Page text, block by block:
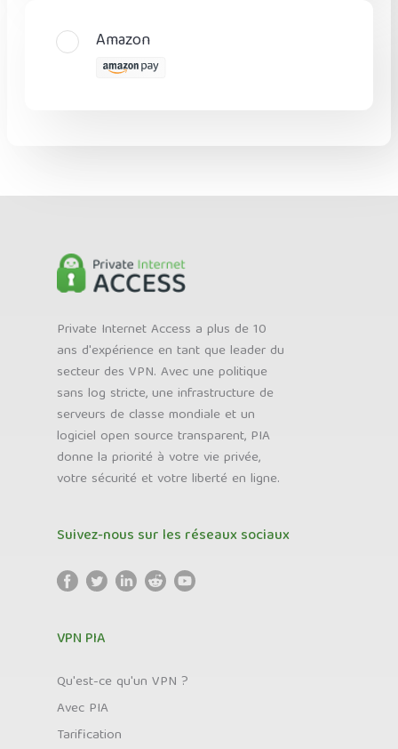
Amazon
Private Internet Access a plus de 10
ans d'expérience en tant que leader du
secteur des VPN. Avec une politique
sans log stricte, une infrastructure de
serveurs de classe mondiale et un
logiciel open source transparent, PIA
donne la priorité à votre vie privée,
votre sécurité et votre liberté en ligne.
Suivez-nous sur les réseaux sociaux
VPN PIA
Qu'est-ce qu'un VPN ?
Avec PIA
Tarification